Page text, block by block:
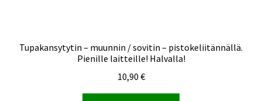
Tupakansytytin – muunnin / sovitin – pistokeliitännällä.
Pienille laitteille! Halvalla!
10,90 €